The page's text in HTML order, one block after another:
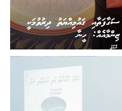
ރާއްޖެ
ޤައުމިއްޔަތު ދިރުވުމަކީ
ހީނާ